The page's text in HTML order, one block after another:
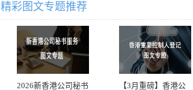
精彩图文专题推荐
2026新香港公司秘书 【3月重磅】香港公